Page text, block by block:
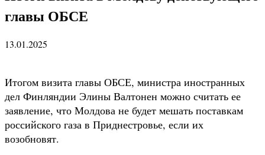
главы ОБСЕ
13.01.2025
Итогом визита главы ОБСЕ, министра иностранных
дел Финляндии Элины Валтонен можно считать ее
заявление, что Молдова не будет мешать поставкам
российского газа в Приднестровье, если их
возобновят.